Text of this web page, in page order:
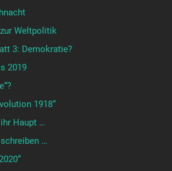
Weltpolitik
3: Demokratie?
2019
1918“
Haupt …
…